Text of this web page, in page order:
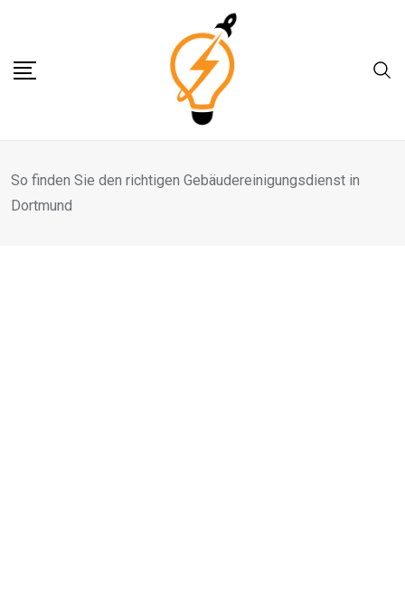
content
So finden Sie den richtigen Gebäudereinigungsdienst in
Dortmund